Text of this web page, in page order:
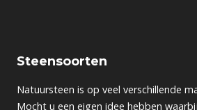
Steensoorten
Natuursteen is op veel verschillende
Mocht u een eigen idee hebben